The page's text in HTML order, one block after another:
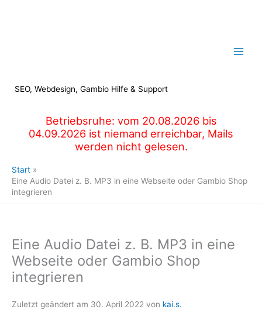
SEO, Webdesign, Gambio Hilfe & Support
Betriebsruhe: vom 20.08.2026 bis
04.09.2026 ist niemand erreichbar, Mails
werden nicht gelesen.
Start
Eine Audio Datei z. B. MP3 in eine Webseite oder Gambio Shop
integrieren
Eine Audio Datei z. B. MP3 in eine
Webseite oder Gambio Shop
integrieren
Zuletzt geändert am 30. April 2022 von kai.s.